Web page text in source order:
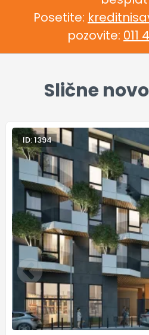
Posetite:
pozovite: 011
Slične
ID: 1394